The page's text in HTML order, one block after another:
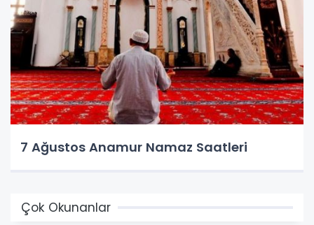
7 Ağustos Anamur Namaz Saatleri
Çok Okunanlar